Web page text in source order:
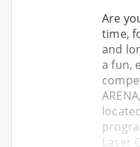
Are
time,
and
a fun,
Laser